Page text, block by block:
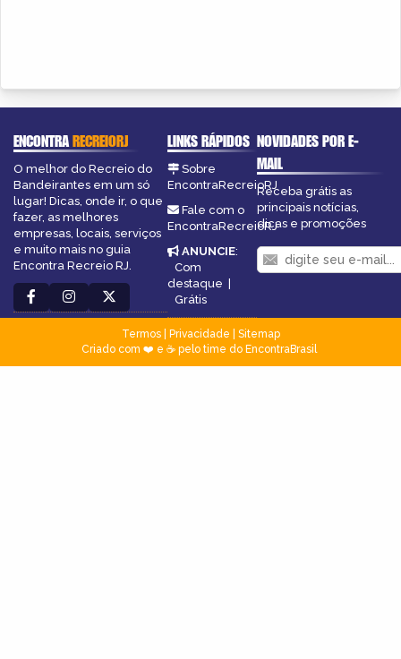
ENCONTRARECREIORJ
O melhor do Recreio do
Bandeirantes em um só
lugar! Dicas, onde ir, o que
fazer, as melhores
empresas, locais, serviços
e muito mais no guia
Encontra Recreio RJ.
LINKS RÁPIDOS
Sobre
EncontraRecreioRJ
Fale com o
EncontraRecreioRJ
ANUNCIE:
Com
destaque |
Grátis
NOVIDADES POR E-
MAIL
Receba grátis as
principais notícias,
dicas e promoções
Termos| Privacidade
Sitemap
Criado com ❤️ e ☕ pelo time do EncontraBrasil